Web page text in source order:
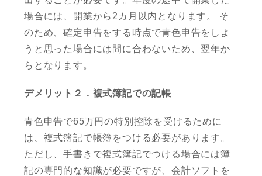
場合には、開業から2カ月以内となります。 そ
のため、確定申告をする時点で青色申告をしよ
うと思った場合には間に合わないため、翌年か
らとなります。
デメリット２．複式簿記での記帳
青色申告で65万円の特別控除を受けるために
は、複式簿記で帳簿をつける必要があります。
ただし、手書きで複式簿記でつける場合には簿
記の専門的な知識が必要ですが、会計ソフトを